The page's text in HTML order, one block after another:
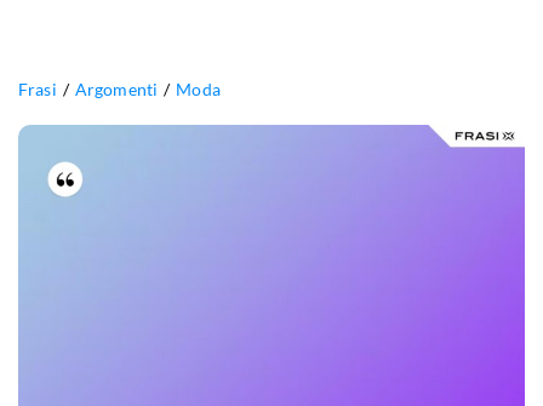
Frasi Argomenti Moda
Vestiti
bene